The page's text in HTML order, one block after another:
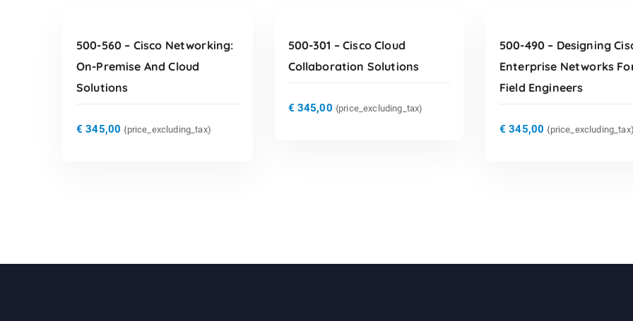
500-560 – Cisco Networking:
On-Premise And Cloud
Solutions
€ 345,00 {price_excluding_tax)
500-301 – Cisco Cloud
Collaboration Solutions
€ 345,00 {price_excluding_tax)
500-490 – Designing
Enterprise Networks
Field Engineers
€ 345,00